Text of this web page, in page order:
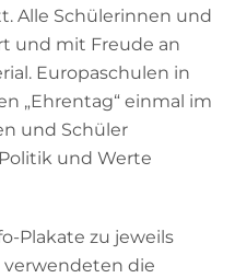
Alle Schülerinnen und
und mit Freude an
Europaschulen in
„Ehrentag“ einmal im
und Schüler
und Werte
Plakate zu jeweils
verwendeten die